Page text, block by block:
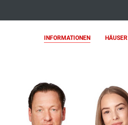
INFORMATIONEN HÄUSER